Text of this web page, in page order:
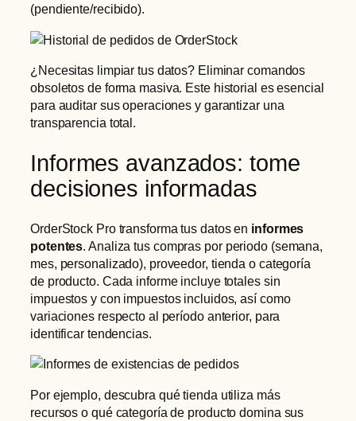
(pendiente/recibido).
¿Necesitas limpiar tus datos? Eliminar comandos
obsoletos de forma masiva. Este historial es esencial
para auditar sus operaciones y garantizar una
transparencia total.
Informes avanzados: tome
decisiones informadas
OrderStock Pro transforma tus datos en informes
potentes. Analiza tus compras por periodo (semana,
mes, personalizado), proveedor, tienda o categoría
de producto. Cada informe incluye totales sin
impuestos y con impuestos incluidos, así como
variaciones respecto al período anterior, para
identificar tendencias.
Por ejemplo, descubra qué tienda utiliza más
recursos o qué categoría de producto domina sus